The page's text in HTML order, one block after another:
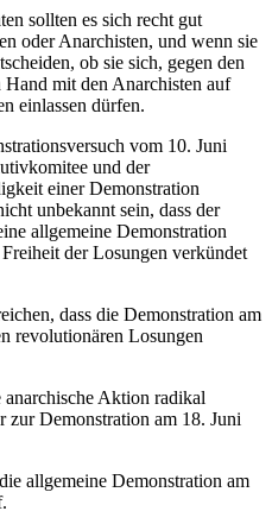
sollten es sich recht gut
oder Anarchisten, und wenn sie
ob sie sich, gegen den
Hand mit den Anarchisten auf
einlassen dürfen.
vom 10. Juni
und der
einer Demonstration
unbekannt sein, dass der
allgemeine Demonstration
der Losungen verkündet
dass die Demonstration am
revolutionären Losungen
Aktion radikal
zur Demonstration am 18. Juni
allgemeine Demonstration am